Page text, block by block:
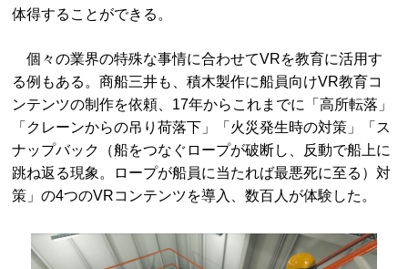
体得することができる。
個々の業界の特殊な事情に合わせてVRを教育に活用す
る例もある。商船三井も、積木製作に船員向けVR教育コ
ンテンツの制作を依頼、17年からこれまでに「高所転落」
「クレーンからの吊り荷落下」「火災発生時の対策」「ス
ナップバック（船をつなぐロープが破断し、反動で船上に
跳ね返る現象。ロープが船員に当たれば最悪死に至る）対
策」の4つのVRコンテンツを導入、数百人が体験した。